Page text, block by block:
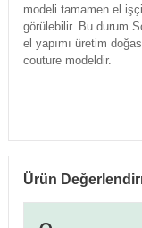
modeli tamamen el
görülebilir. Bu durum
el yapımı üretim
couture modeldir.
Ürün